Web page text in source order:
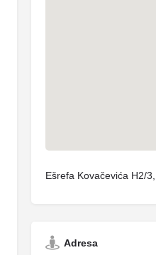
Ešrefa Kovačevića H2/
Adresa